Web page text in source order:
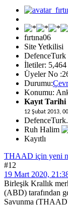
fırtına06
Site Yetkilisi
DefenceTurk
İletiler: 5,464
Üyeler No
Durumu:
Konumu:
Kayıt Tarihi
12 Şubat 2013,
Ruh Halim
Kayıtlı
THAAD için yeni
#12
19 Mart 2020,
Birleşik Krallık
(ABD) tarafından
Savunma